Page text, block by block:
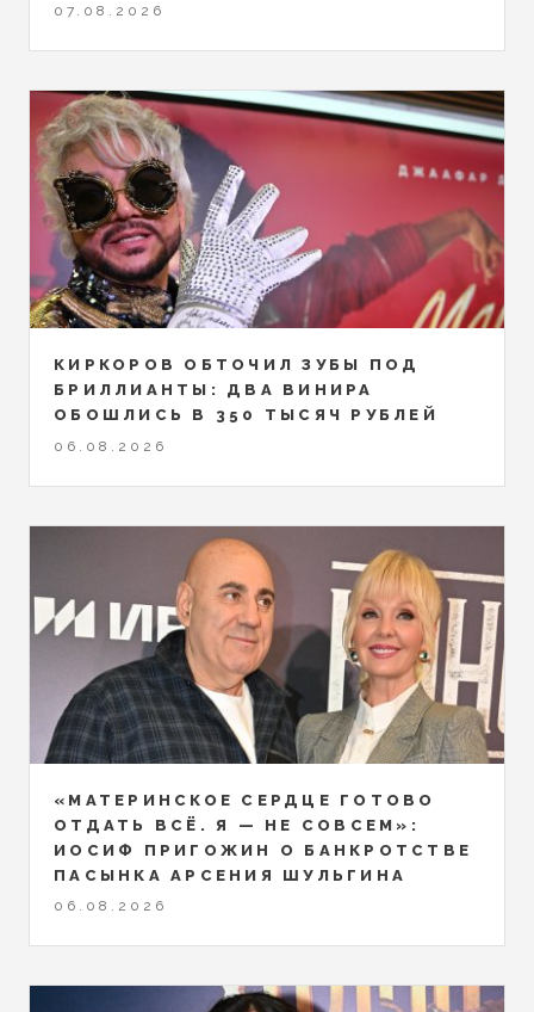
07.08.2026
КИРКОРОВ ОБТОЧИЛ ЗУБЫ ПОД
БРИЛЛИАНТЫ: ДВА ВИНИРА
ОБОШЛИСЬ В 350 ТЫСЯЧ РУБЛЕЙ
06.08.2026
«МАТЕРИНСКОЕ СЕРДЦЕ ГОТОВО
ОТДАТЬ ВСЁ. Я — НЕ СОВСЕМ»:
ИОСИФ ПРИГОЖИН О БАНКРОТСТВЕ
ПАСЫНКА АРСЕНИЯ ШУЛЬГИНА
06.08.2026